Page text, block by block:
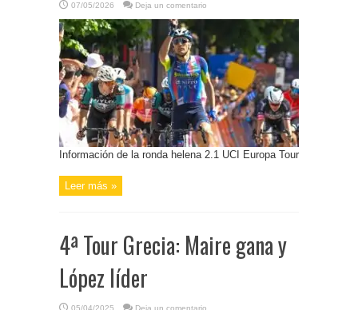
07/05/2026 Deja un comentario
Información de la ronda helena 2.1 UCI Europa Tour
Leer más »
4ª Tour Grecia: Maire gana y
López líder
05/04/2025 Deja un comentario